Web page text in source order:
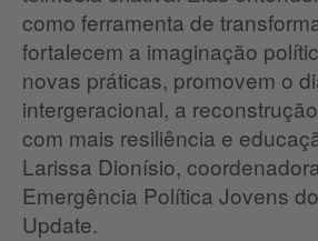
como ferramenta de
fortalecem a imaginação
novas práticas, promovem o
intergeracional, a
com mais resiliência e
Larissa Dionísio,
Emergência Política Jovens
Update.